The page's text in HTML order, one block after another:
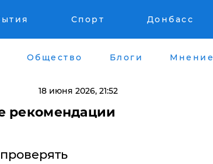
Спорт Донбасс
Общество Блоги Мнение
18 июня 2026, 21:52
рекомендации